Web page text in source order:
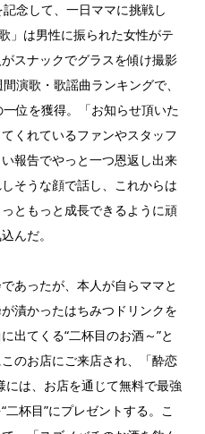
念して、一日ママに挑戦し
」は男性に振られた女性がテ
スナックでグラスを傾け撮影
演歌・歌謡曲ランキングで、
位を獲得。「お知らせ頂いた
くれているファンやスタッフ
報告でやっと一つ恩返し出来
そうな顔で話し、これからは
ともっと成長できるように頑
んだ。
あったが、本人が自らママと
漬かったはちみつドリンクを
出てくる“二杯目のお酒～”と
のお店にご来店され、「酔恋
は、お店を通じて無料で最強
杯目”にプレゼントする。こ